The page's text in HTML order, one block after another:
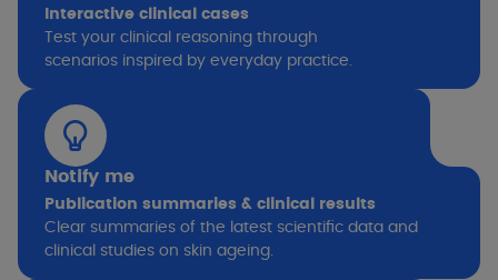
Interactive clinical cases
Test your clinical reasoning through
scenarios inspired by everyday practice.
Notify me
Publication summaries & clinical results
Clear summaries of the latest scientific data and
clinical studies on skin ageing.